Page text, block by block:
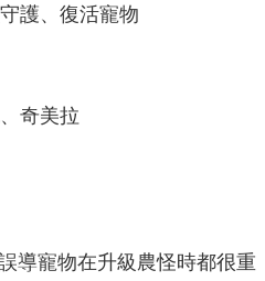
護、復活寵物
奇美拉
導寵物在升級農怪時都很重